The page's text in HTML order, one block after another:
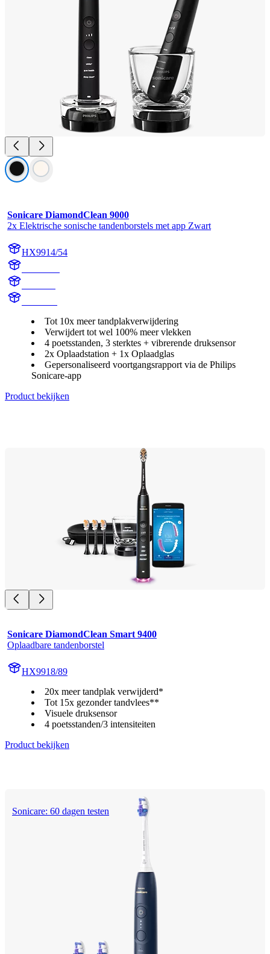
Sonicare DiamondClean 9000
2x Elektrische sonische tandenborstels met app Zwart
HX9914/54
Tot 10x meer tandplakverwijdering
Verwijdert tot wel 100% meer vlekken
4 poetsstanden, 3 sterktes + vibrerende druksensor
2x Oplaadstation + 1x Oplaadglas
Gepersonaliseerd voortgangsrapport via de Philips
Sonicare-app
Product bekijken
Sonicare DiamondClean Smart 9400
Oplaadbare tandenborstel
HX9918/89
20x meer tandplak verwijderd*
Tot 15x gezonder tandvlees**
Visuele druksensor
4 poetsstanden/3 intensiteiten
Product bekijken
Sonicare: 60 dagen testen